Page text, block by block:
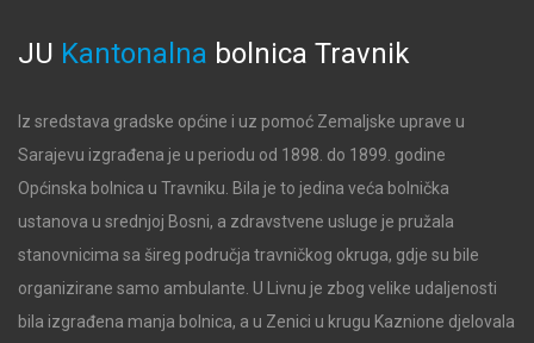
JU Kantonalna bolnica Travnik
Iz sredstava gradske općine i uz pomoć Zemaljske uprave u
Sarajevu izgrađena je u periodu od 1898. do 1899. godine
Općinska bolnica u Travniku. Bila je to jedina veća bolnička
ustanova u srednjoj Bosni, a zdravstvene usluge je pružala
stanovnicima sa šireg područja travničkog okruga, gdje su bile
organizirane samo ambulante. U Livnu je zbog velike udaljenosti
bila izgrađena manja bolnica, a u Zenici u krugu Kaznione djelovala